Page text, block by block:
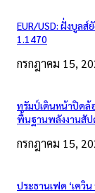
EUR/USD: ฝั่งบูล
1.1470
กรกฎาคม 15,
ทรัมป์เดินหน้าปิดล้อ
พื้นฐานพลังงานสัป
กรกฎาคม 15,
ประธานเฟด ‘เควิ